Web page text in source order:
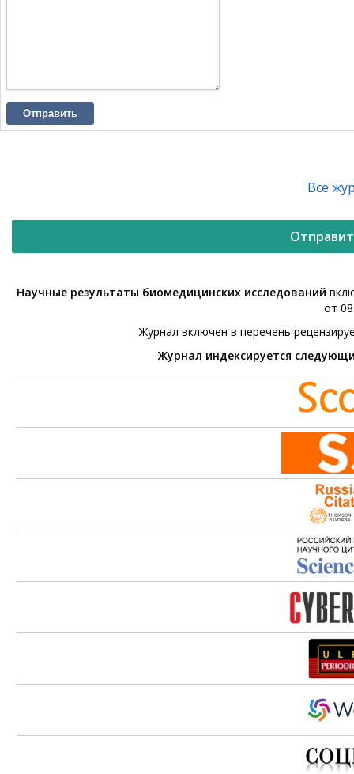
Отправить
Все
Научные результаты биомедицинских исследований
от
Журнал включен в перечень
Журнал индексируется